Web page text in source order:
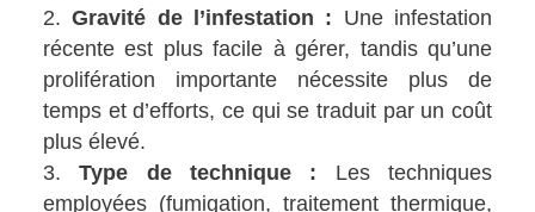
Gravité de l’infestation : Une infestation
récente est plus facile à gérer, tandis qu’une
prolifération importante nécessite plus de
temps et d’efforts, ce qui se traduit par un coût
plus élevé.
Type de technique : Les techniques
employées (fumigation, traitement thermique,